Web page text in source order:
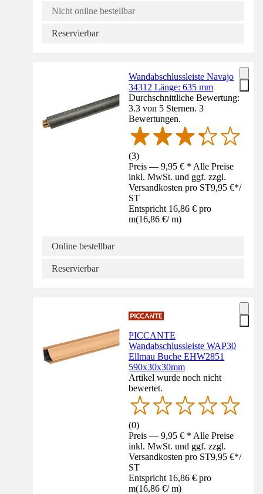
Nicht online bestellbar
Reservierbar
Wandabschlussleiste Navajo
34312 Länge: 635 mm
Durchschnittliche Bewertung:
3.3 von 5 Sternen. 3
Bewertungen.
(3)
Preis — 9,95 € * Alle Preise
inkl. MwSt. und ggf. zzgl.
Versandkosten pro ST9,95 €*/
ST
Entspricht 16,86 € pro
m(16,86 €/ m)
Online bestellbar
Reservierbar
PICCANTE
Wandabschlussleiste WAP30
Ellmau Buche EHW2851
590x30x30mm
Artikel wurde noch nicht
bewertet.
(0)
Preis — 9,95 € * Alle Preise
inkl. MwSt. und ggf. zzgl.
Versandkosten pro ST9,95 €*/
ST
Entspricht 16,86 € pro
m(16,86 €/ m)